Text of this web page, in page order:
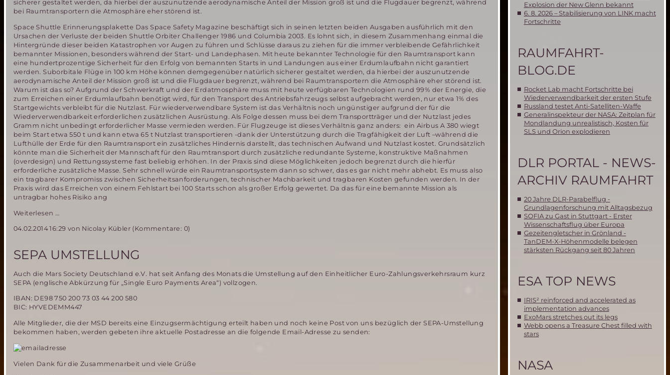
sicherer gestaltet werden, da hierbei der auszunutzende aerodynamische Anteil der Mission groß ist und die Flugdauer begrenzt, während
bei Raumtransportern die Atmosphäre eher störend ist.
Space Shuttle Erinnerungsplakette Das Space Safety Magazine beschäftigt sich in seinen letzten beiden Ausgaben ausführlich mit den
Ursachen der Verluste der beiden Shuttle Orbiter Challenger 1986 und Columbia 2003. Es lohnt sich, in diesem Zusammenhang einmal die
Hintergründe dieser beiden Katastrophen vor Augen zu führen und Schlüsse daraus zu ziehen für die immer verbleibende Gefährlichkeit
bemannter Missionen, besonders während der Start- und Landephasen. Mit heute bekannter Technologie für den Raumtransport kann
eine hundertprozentige Sicherheit für den Erfolg von bemannten Starts in und Landungen aus einer Erdumlaufbahn nicht garantiert
werden. Suborbitale Flüge in 100 km Höhe können demgegenüber natürlich sicherer gestaltet werden, da hierbei der auszunutzende
aerodynamische Anteil der Mission groß ist und die Flugdauer begrenzt, während bei Raumtransportern die Atmosphäre eher störend ist.
Warum ist das so? Aufgrund der Schwerkraft und der Erdatmosphäre muss mit heute verfügbaren Technologien rund 99% der Energie, die
zum Erreichen einer Erdumlaufbahn benötigt wird, für den Transport des Antriebsfahrzeugs selbst aufgebracht werden, nur etwa 1% des
Startgewichts verbleibt für die Nutzlast. Für wiederverwendbare System ist das Verhältnis noch ungünstiger aufgrund der für die
Wiederverwendbarkeit erforderlichen zusätzlichen Ausrüstung. Als Folge dessen muss bei dem Transportträger und der Nutzlast jedes
Gramm nicht unbedingt erforderlicher Masse vermieden werden. Für Flugzeuge ist dieses Verhältnis ganz anders: ein Airbus A 380 wiegt
beim Start etwa 550 t und kann etwa 65 t Nutzlast transportieren -dank der Unterstützung durch die Tragfähigkeit der Luft –während die
Lufthülle der Erde für den Raumtransport ein zusätzliches Hindernis darstellt, das technischen Aufwand und Nutzlast kostet. Grundsätzlich
könnte man die Sicherheit der Mannschaft für den Raumtransport durch zusätzliche redundante Systeme, konstruktive Maßnahmen
(overdesign) und Rettungssysteme fast beliebig erhöhen. In der Praxis sind diese Möglichkeiten jedoch begrenzt durch die hierfür
erforderliche zusätzliche Masse. Sehr schnell würde ein Raumtransportsystem dann so schwer, das es gar nicht mehr abhebt. Es muss also
ein tragbarer Kompromiss zwischen Sicherheitsanforderungen, technischer Machbarkeit und tragbaren Kosten gefunden werden. In der
Praxis wird das Erreichen von einem Fehlstart bei 100 Starts schon als großer Erfolg gewertet. Da das für eine bemannte Mission als
untragbar hohes Risiko ang
Weiterlesen …
Columbia
zu
bemannten
Missionen
04.02.2014 16:29 von Nicolay Kübler (Kommentare: 0)
SEPA UMSTELLUNG
Auch die Mars Society Deutschland e.V. hat seit Anfang des Monats die Umstellung auf den Einheitlicher Euro-Zahlungsverkehrsraum kurz
SEPA (englische Abkürzung für „Single Euro Payments Area“) vollzogen.
IBAN: DE98 750 200 73 03 44 200 580
BIC: HYVEDEMM447
Alle Mitglieder, die der MSD bereits eine Einzugsermächtigung erteilt haben und noch keine Post von uns bezüglich der SEPA-Umstellung
bekommen haben, werden gebeten ihre aktuelle Postadresse an die folgende Email-Adresse zu senden:
Vielen Dank für die Zusammenarbeit und viele Grüße
Explosion der New Glenn bekannt
6. 8. 2026 – Stabilisierung von LINK macht
Fortschritte
RAUMFAHRT-
BLOG.DE
Rocket Lab macht Fortschritte bei
Wiederverwendbarkeit der ersten Stufe
Russland testet Anti-Satelliten-Waffe
Generalinspekteur der NASA: Zeitplan für
Mondlandung unrealistisch, Kosten für
SLS und Orion explodieren
DLR PORTAL - NEWS-
ARCHIV RAUMFAHRT
20 Jahre DLR-Parabelflug -
Grundlagenforschung mit Alltagsbezug
SOFIA zu Gast in Stuttgart - Erster
Wissenschaftsflug über Europa
Gezeitengletscher in Grönland -
TanDEM-X-Höhenmodelle belegen
stärksten Rückgang seit 80 Jahren
ESA TOP NEWS
IRIS² reinforced and accelerated as
implementation advances
ExoMars stretches out its legs
Webb opens a Treasure Chest filled with
stars
NASA